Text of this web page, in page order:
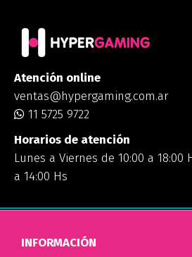
Atención online
ventas@hypergaming.com.ar
11 5725 9722
Horarios de atención
Lunes a Viernes de 10:00 a 18:00
a 14:00 Hs
INFORMACIÓN